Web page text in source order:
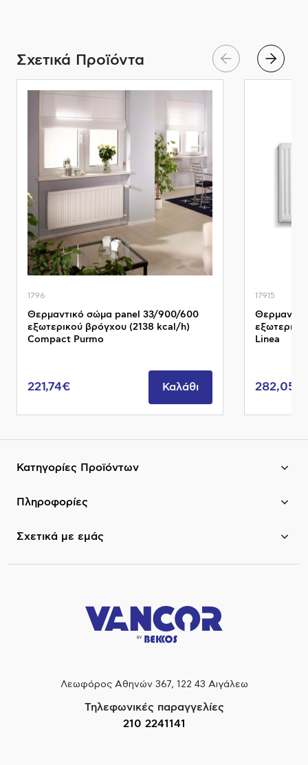
Σχετικά Προϊόντα
1796
Θερμαντικό σώμα panel 33/900/600
εξωτερικού βρόγχου (2138 kcal/h)
Compact Purmo
221,74€ Καλάθι
17915
Linea
282,05€
Κατηγορίες Προϊόντων
Πληροφορίες
Σχετικά με εμάς
Λεωφόρος Αθηνών 367, 122 43 Αιγάλεω
Τηλεφωνικές παραγγελίες
210 2241141